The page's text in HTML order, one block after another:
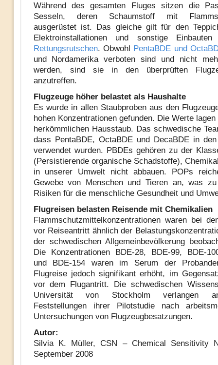
Während des gesamten Fluges sitzen die
Sesseln, deren Schaumstoff mit
ausgerüstet ist. Das gleiche gilt für den
Elektroinstallationen und sonstige
Rettungsrutschen. Obwohl PentaBDE und
und Nordamerika verboten sind und nicht
werden, sind sie in den überprüften
anzutreffen.
Flugzeuge höher belastet als Haushalte
Es wurde in allen Staubproben aus den
hohen Konzentrationen gefunden. Die Werte
herkömmlichen Hausstaub. Das schwedische
dass PentaBDE, OctaBDE und DecaBDE in
verwendet wurden. PBDEs gehören zu der
(Persistierende organische Schadstoffe),
in unserer Umwelt nicht abbauen. POPs
Gewebe von Menschen und Tieren an, was zu
Risiken für die menschliche Gesundheit und
Flugreisen belasten Reisende mit Chemikalien
Flammschutzmittelkonzentrationen waren bei
vor Reiseantritt ähnlich der
der schwedischen Allgemeinbevölkerung
Die Konzentrationen BDE-28, BDE-99, BDE-
und BDE-154 waren im Serum der
Flugreise jedoch signifikant erhöht, im
vor dem Flugantritt. Die schwedischen
Universität von Stockholm verlangen
Feststellungen ihrer Pilotstudie nach
Untersuchungen von Flugzeugbesatzungen.
Autor:
Silvia K. Müller, CSN – Chemical Sensitivity
September 2008